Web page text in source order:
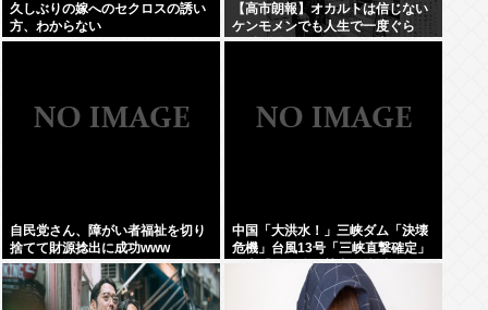
久しぶりの嫁へのセクロスの誘い
方、わからない
【高市朗報】オカルトは信じない
ケンモメンでも人生で一度ぐら
い"超自然的な体験"した事あるん
自民党さん、障がい者福祉を切り
捨てて財源捻出に成功www
中国「大洪水！」三峡ダム「決壊
危機」台風13号「三峡直撃確定」
日本「最も強い勢力で接近！（伊
勢湾台風級」台風13号と15号「中
国本土でぶつかり合う（前代未